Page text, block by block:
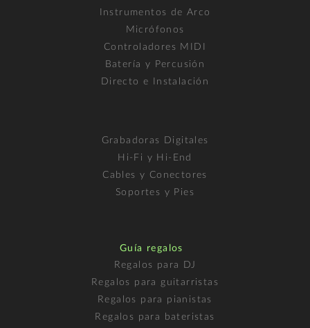
Instrumentos de Arco
Micrófonos
Controladores MIDI
Batería y Percusión
Directo e Instalación
Grabadoras Digitales
Hi-Fi y Hi-End
Cables y Conectores
Soportes y Pies
Guía regalos
Regalos para DJ
Regalos para guitarristas
Regalos para pianistas
Regalos para bateristas